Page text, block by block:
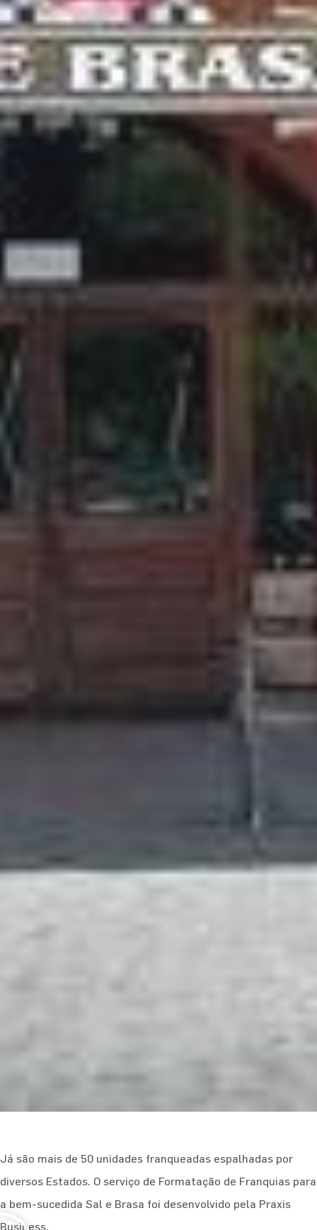
Já são mais de 50 unidades franqueadas espalhadas por
diversos Estados. O serviço de Formatação de Franquias para
a bem-sucedida Sal e Brasa foi desenvolvido pela Praxis
Business.